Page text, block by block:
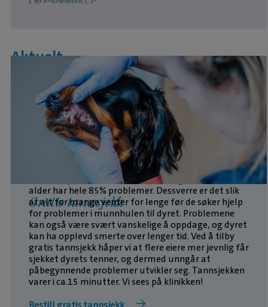
Aktuelt
Gratis tannsjekk
Undersøkelser viser at ved 2 års alder har 70% av
hundene problemer i munnhulen, og ved tre års
alder har hele 85% problemer. Dessverre er det slik
at alt for mange venter for lenge før de søker hjelp
for problemer i munnhulen til dyret. Problemene
kan også være svært vanskelige å oppdage, og dyret
kan ha opplevd smerte over lenger tid. Ved å tilby
gratis tannsjekk håper vi at flere eiere mer jevnlig får
sjekket dyrets tenner, og dermed unngår at
påbegynnende problemer utvikler seg. Tannsjekken
varer i ca.15 minutter. Vi sees på klinikken!